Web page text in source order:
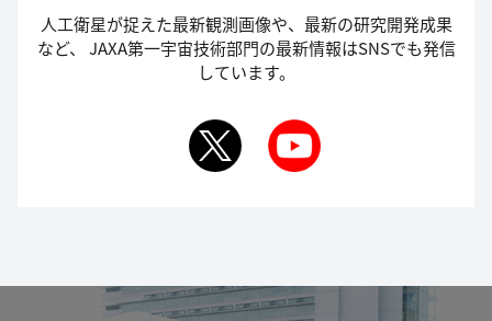
人工衛星が捉えた最新観測画像や、最新の研究開発成果
など、
JAXA第一宇宙技術部門の最新情報はSNSでも発信
しています。